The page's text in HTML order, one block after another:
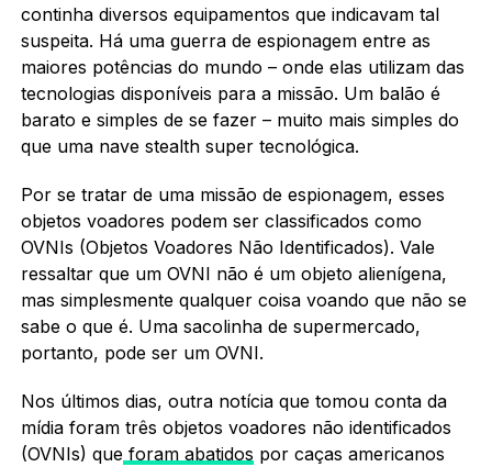
continha diversos equipamentos que indicavam tal
suspeita. Há uma guerra de espionagem entre as
maiores potências do mundo – onde elas utilizam das
tecnologias disponíveis para a missão. Um balão é
barato e simples de se fazer – muito mais simples do
que uma nave stealth super tecnológica.
Por se tratar de uma missão de espionagem, esses
objetos voadores podem ser classificados como
OVNIs (Objetos Voadores Não Identificados). Vale
ressaltar que um OVNI não é um objeto alienígena,
mas simplesmente qualquer coisa voando que não se
sabe o que é. Uma sacolinha de supermercado,
portanto, pode ser um OVNI.
Nos últimos dias, outra notícia que tomou conta da
mídia foram três objetos voadores não identificados
(OVNIs) queforam abatidos por caças americanos